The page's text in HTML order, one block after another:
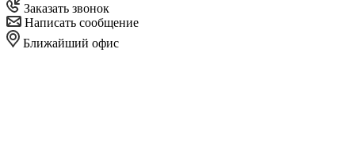
Заказать звонок
Написать сообщение
Ближайший офис